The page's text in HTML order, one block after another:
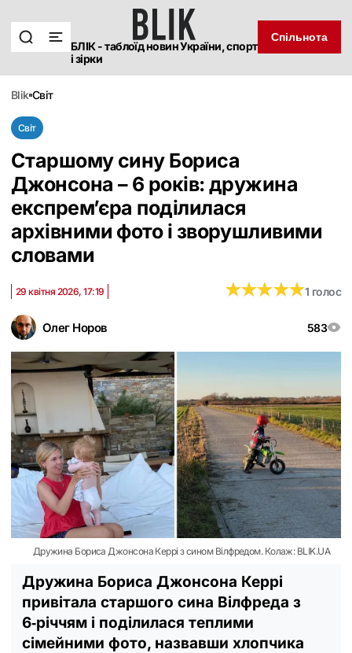
БЛІК - таблоїд новин України, спорт
і зірки
Спільнота
blik світ
Світ
Старшому сину Бориса
Джонсона – 6 років: дружина
експрем’єра поділилася
архівними фото і зворушливими
словами
Олег Норов 583
29 квітня 2026, 17:19 ★★★★★
★★★★★1 голос
Дружина Бориса Джонсона Керрі з сином Вілфредом. Колаж: BLIK.UA
Дружина Бориса Джонсона Керрі
привітала старшого сина Вілфреда з
6‑річчям і поділилася теплими
сімейними фото, назвавши хлопчика